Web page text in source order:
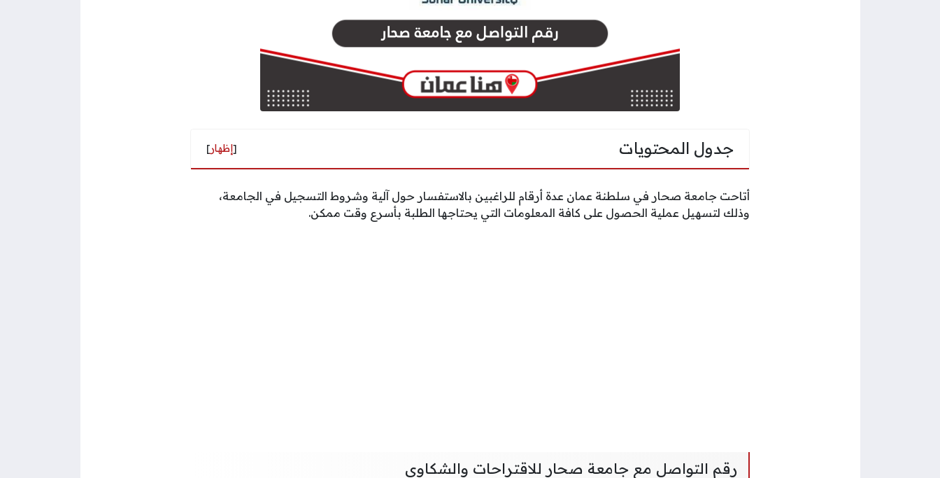
جدول المحتويات [إظهار]
أتاحت جامعة صحار في سلطنة عمان عدة أرقام للراغبين بالاستفسار حول آلية وشروط التسجيل في الجامعة،
وذلك لتسهيل عملية الحصول على كافة المعلومات التي يحتاجها الطلبة بأسرع وقت ممكن.
رقم التواصل مع جامعة صحار للاقتراحات والشكاوى